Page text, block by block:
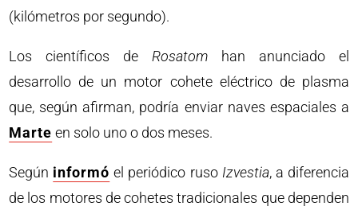
(kilómetros por segundo).
Los científicos de Rosatom han anunciado el
desarrollo de un motor cohete eléctrico de plasma
que, según afirman, podría enviar naves espaciales a
Marte en solo uno o dos meses.
Según informó el periódico ruso Izvestia, a diferencia
de los motores de cohetes tradicionales que dependen